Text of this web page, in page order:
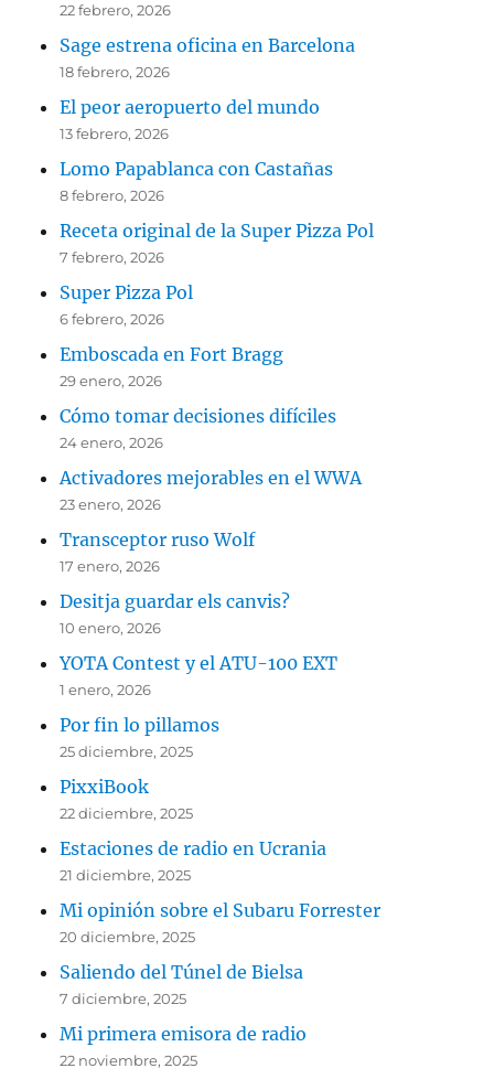
22 febrero, 2026
Sage estrena oficina en Barcelona
18 febrero, 2026
El peor aeropuerto del mundo
13 febrero, 2026
Lomo Papablanca con Castañas
8 febrero, 2026
Receta original de la Super Pizza Pol
7 febrero, 2026
Super Pizza Pol
6 febrero, 2026
Emboscada en Fort Bragg
29 enero, 2026
Cómo tomar decisiones difíciles
24 enero, 2026
Activadores mejorables en el WWA
23 enero, 2026
Transceptor ruso Wolf
17 enero, 2026
Desitja guardar els canvis?
10 enero, 2026
YOTA Contest y el ATU-100 EXT
1 enero, 2026
Por fin lo pillamos
25 diciembre, 2025
PixxiBook
22 diciembre, 2025
Estaciones de radio en Ucrania
21 diciembre, 2025
Mi opinión sobre el Subaru Forrester
20 diciembre, 2025
Saliendo del Túnel de Bielsa
7 diciembre, 2025
Mi primera emisora de radio
22 noviembre, 2025